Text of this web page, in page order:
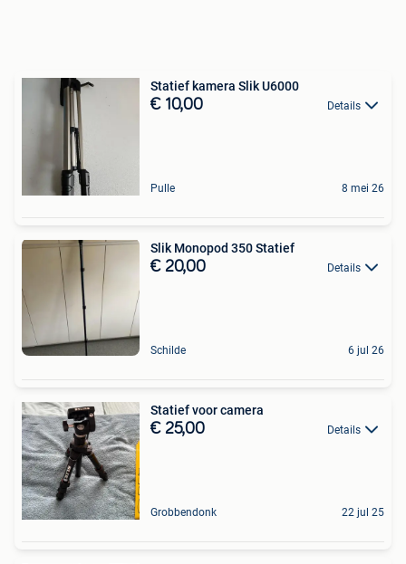
Statief kamera Slik U6000
€ 10,00 Details
Pulle 8 mei 26
Slik Monopod 350 Statief
€ 20,00 Details
Schilde 6 jul 26
Statief voor camera
€ 25,00 Details
Grobbendonk 22 jul 25